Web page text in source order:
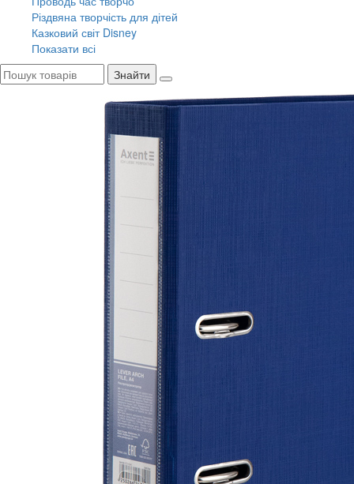
Різдвяна творчість для дітей
Казковий світ Disney
Показати всі
Знайти